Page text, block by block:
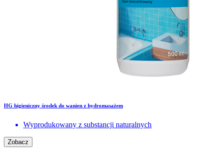
HG higieniczny środek do wanien z hydromasażem
Wyprodukowany z substancji naturalnych
Zobacz